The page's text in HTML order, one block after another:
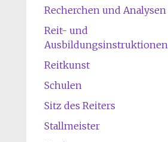
Recherchen und Analysen
Reit- und
Ausbildungsinstruktionen
Reitkunst
Schulen
Sitz des Reiters
Stallmeister